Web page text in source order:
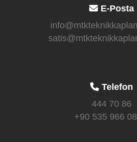
E-Posta
Telefon
444 70 86
+90 535 966